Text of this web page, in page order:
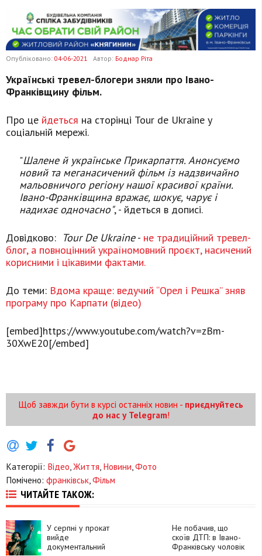
Опубліковано: 04-06-2021 Автор: Боднар Ріта
Українські тревел-блогери зняли про Івано-
Франківщину фільм.
Про це йдеться на сторінці Tour de Ukraine у
соціальній мережі.
"Шалене й українське Прикарпаття. Анонсуємо
новий та меганасичений фільм із надзвичайно
мальовничого регіону нашої красивої країни.
Івано-Франківщина вражає, шокує, чарує і
надихає одночасно", - йдеться в дописі.
Довідково: Tour De Ukraine- не традиційний тревел-
блог, а повноцінний україномовний проєкт, насичений
корисними і цікавими фактами.
До теми: Вдома краще: ведучий “Орел і Решка” зняв
програму про Карпати (відео)
[embed]https://www.youtube.com/watch?v=zBm-
30XwE20[/embed]
Щоб завжди бути в курсі останніх новин - приєднуйтесь
до нас у Telegram!
Категорії: Відео Життя Новини Фото
Помічено: франківськ Фільм
ЧИТАЙТЕ ТАКОЖ:
У серпні у прокат
вийде
документальний
Не побачив, що
скоїв ДТП: в Івано-
Франківську чоловік